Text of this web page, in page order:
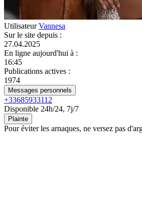
UtilisateurVannesa
Sur le site depuis :
27.04.2025
En ligne aujourd'hui à :
16:45
Publications actives :
1974
Messages personnels
+33685933112
Disponible 24h/24, 7j/7
Plainte
Pour éviter les arnaques, ne versez pas